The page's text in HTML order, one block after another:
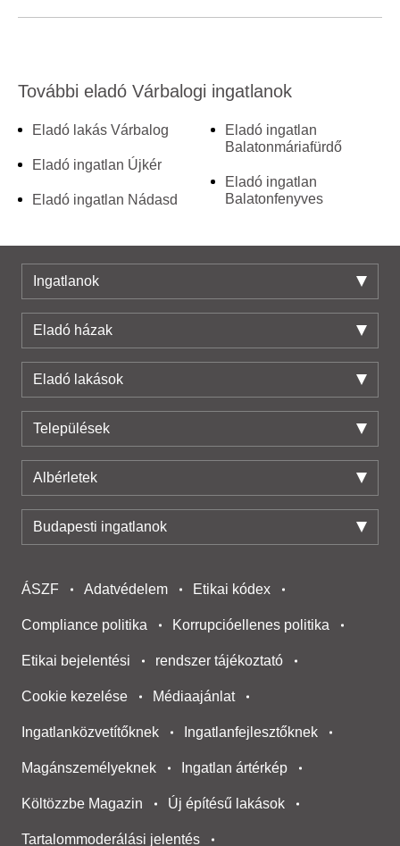
További eladó Várbalogi ingatlanok
Eladó lakás Várbalog
Eladó ingatlan Újkér
Eladó ingatlan Nádasd
Eladó ingatlan
Balatonmáriafürdő
Eladó ingatlan
Balatonfenyves
Ingatlanok
Eladó házak
Eladó lakások
Települések
Albérletek
Budapesti ingatlanok
ÁSZF Adatvédelem Etikai kódex
Compliance politika Korrupcióellenes politika
Etikai bejelentési rendszer tájékoztató
Cookie kezelése Médiaajánlat
Ingatlanközvetítőknek Ingatlanfejlesztőknek
Magánszemélyeknek Ingatlan ártérkép
Költözzbe Magazin Új építésű lakások
Tartalommoderálási jelentés